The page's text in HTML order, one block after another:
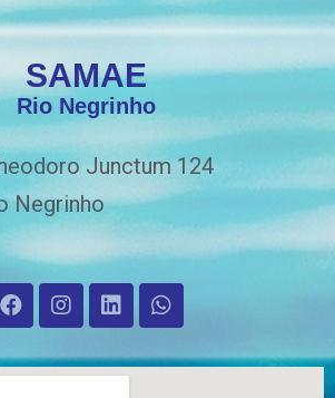
SAMAE
Rio Negrinho
Junctum 124
Negrinho